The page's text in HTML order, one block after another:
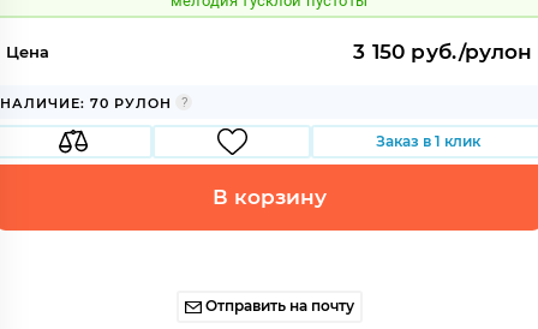
Цена 3 150 руб./рулон
НАЛИЧИЕ: 70 РУЛОН
Заказ в 1 клик
В корзину
Отправить на почту